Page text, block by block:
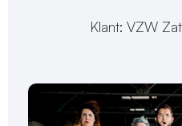
Klant: VZW